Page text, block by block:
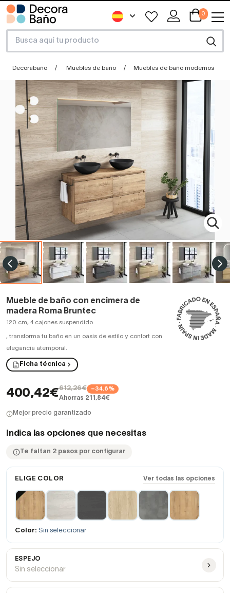
0
Decorabaño Muebles de baño Muebles de baño modernos
Mueble de baño con encimera de
madera Roma Bruntec
120 cm, 4 cajones suspendido
, transforma tu baño en un oasis de estilo y confort con
elegancia atemporal.
Ficha técnica
400,42€612,26€ −34.6%
Ahorras 211,84€
Mejor precio garantizado
Indica las opciones que necesitas
Te faltan 2 pasos por configurar
ELIGE COLOR Ver todas las opciones
Color: Sin seleccionar
ESPEJO
Sin seleccionar